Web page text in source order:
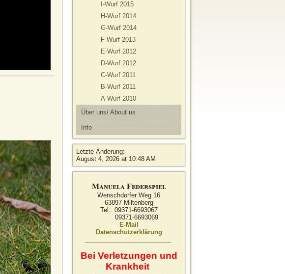
I-Wurf 2015
H-Wurf 2014
G-Wurf 2014
F-Wurf 2013
E-Wurf 2012
D-Wurf 2012
C-Wurf 2011
B-Wurf 2011
A-Wurf 2010
Über uns/ About us
Info
Letzte Änderung:
August 4, 2026 at 10:48 AM
Manuela Federspiel
Wenschdorfer Weg 16
63897 Miltenberg
Tel.: 09371-6693067
09371-6693069
E-Mail
Datenschutzerklärung
Bei Verletzungen und
Krankheit